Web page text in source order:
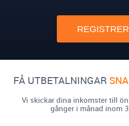
FÅ UTBETALNINGAR
Vi skickar dina inkomster till
gånger i månad inom